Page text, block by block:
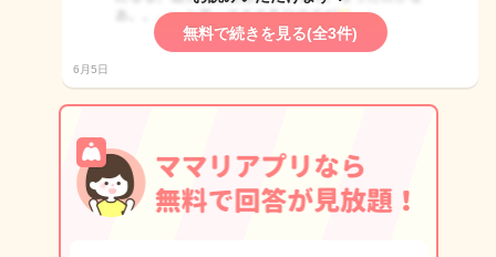
無料で続きを見る(全3件)
6月5日